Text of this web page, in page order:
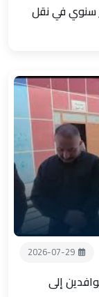
سنوي في نقل
2026-07-29
إلى